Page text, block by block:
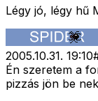
Légy jó, légy hű
2005.10.31. 19:10
Én szeretem a
pizzás jön be